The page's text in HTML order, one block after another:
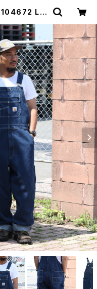
104672 LO
ーオール |
ジ